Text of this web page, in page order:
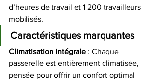
d’heures de travail et 1 200 travailleurs
mobilisés.
Caractéristiques marquantes
Climatisation intégrale : Chaque
passerelle est entièrement climatisée,
pensée pour offrir un confort optimal